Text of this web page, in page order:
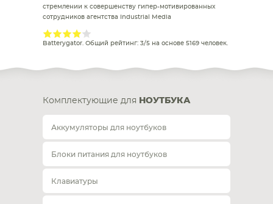
стремлении к совершенству гипер-мотивированных
сотрудников агентства Industrial Media
Batterygator. Общий рейтинг: 3/5 на основе 5169 человек.
Комплектующие для НОУТБУКА
Аккумуляторы для ноутбуков
Блоки питания для ноутбуков
Клавиатуры